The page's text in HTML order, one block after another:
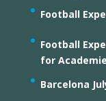
Football
Football
for
Barcelona